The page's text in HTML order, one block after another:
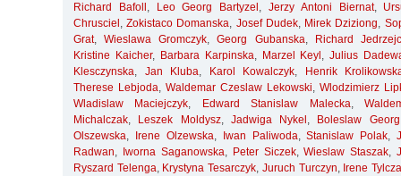
Richard Bafoll , Leo Georg Bartyzel ,Jerzy Antoni Biernat,
Chrusciel ,Zokistaco Domanska, Josef Dudek, Mirek Dziziong,
Grat,Wieslawa Gromczyk,Georg Gubanska,
Richard
Kristine Kaicher, Barbara Karpinska, Marzel Keyl ,Julius
Klesczynska, Jan Kluba, Karol Kowalczyk,
Henrik
Therese Lebjoda, Waldemar Czeslaw Lekowski, Wlodzimierz
Wladislaw Maciejczyk, Edward Stanislaw Malecka,
Michalczak, Leszek Moldysz, Jadwiga Nykel ,
Boleslaw
Olszewska, Irene Olzewska, Iwan Paliwoda,Stanislaw Polak,
Radwan, Iworna Saganowska, Peter Siczek,Wieslaw Staszak,
Ryszard Telenga, Krystyna Tesarczyk, Juruch Turczyn, Irene